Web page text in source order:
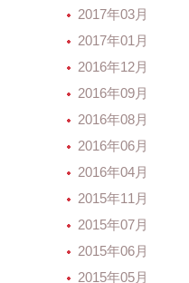
2017年03月
2017年01月
2016年12月
2016年09月
2016年08月
2016年06月
2016年04月
2015年11月
2015年07月
2015年06月
2015年05月